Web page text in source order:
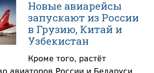
Новые авиарейсы
запускают из России
в Грузию, Китай и
Узбекистан
Кроме того, растёт